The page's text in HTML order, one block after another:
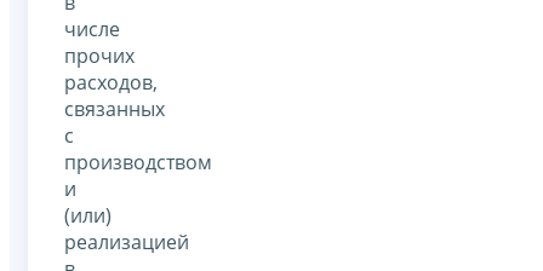
числе
прочих
расходов,
связанных
с
производством
и
(или)
реализацией